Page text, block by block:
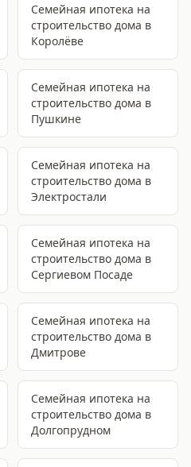
Семейная ипотека на
строительство дома в
Королёве
Семейная ипотека на
строительство дома в
Пушкине
Семейная ипотека на
строительство дома в
Электростали
Семейная ипотека на
строительство дома в
Сергиевом Посаде
Семейная ипотека на
строительство дома в
Дмитрове
Семейная ипотека на
строительство дома в
Долгопрудном